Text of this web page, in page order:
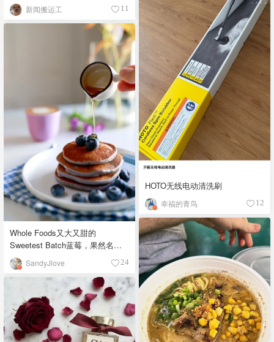
新闻搬运工 11
HOTO无线电动清洗刷
幸福的青鸟 12
Whole Foods又大又甜的
Sweetest Batch蓝莓，果然名副
其实！SandyJlove 24